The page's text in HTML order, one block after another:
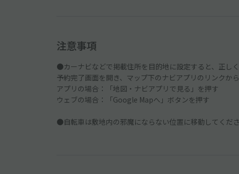
注意事項
●カーナビなどで掲載住所を目的地に設定すると、正し
予約完了画面を開き、マップ下のナビアプリのリンクか
アプリの場合：「地図・ナビアプリで見る」を押す
ウェブの場合：「Google Mapへ」ボタンを押す
●自転車は敷地内の邪魔にならない位置に移動してくださ